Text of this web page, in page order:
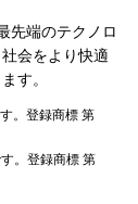
先端のテクノロ
会をより快適
す。
。登録商標 第
。登録商標 第